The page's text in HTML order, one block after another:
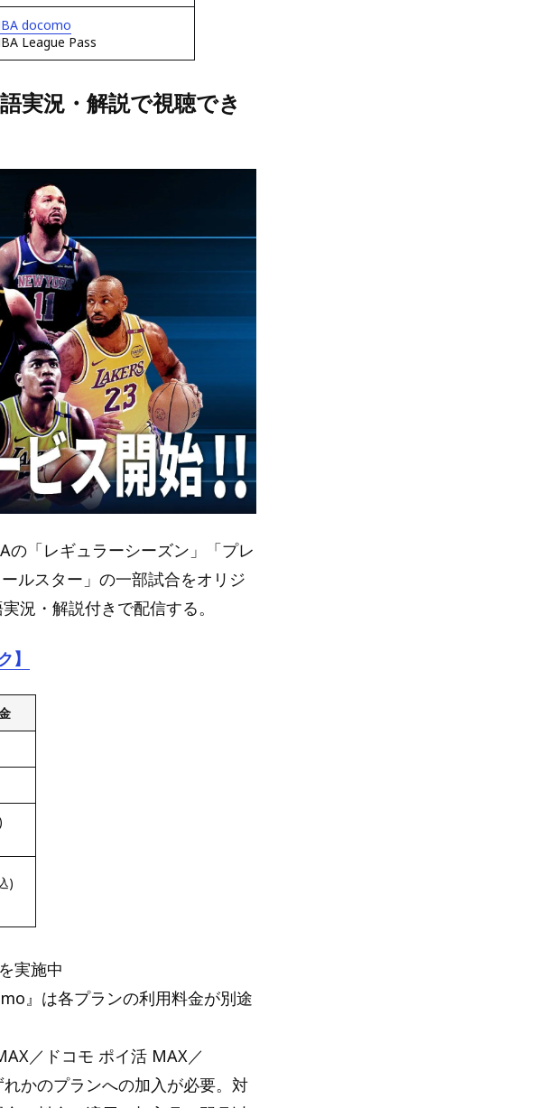
docomo
League Pass
実況・解説で視聴でき
「レギュラーシーズン」「プレ
ルスター」の一部試合をオリジ
況・解説付きで配信する。
】
)
実施中
』は各プランの利用料金が別途
／ドコモ ポイ活 MAX／
かのプランへの加入が必要。対